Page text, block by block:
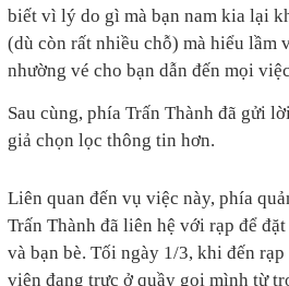
biết vì lý do gì mà bạn nam kia lại
(dù còn rất nhiều chỗ) mà hiểu lầm
nhường vé cho bạn dẫn đến mọi
Sau cùng, phía Trấn Thành đã gửi
giả chọn lọc thông tin hơn.
Liên quan đến vụ việc này, phía
Trấn Thành đã liên hệ với rạp để
và bạn bè. Tối ngày 1/3, khi đến
viên đang trực ở quầy gọi mình từ